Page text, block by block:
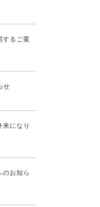
するご案
せ
になり
のお知ら